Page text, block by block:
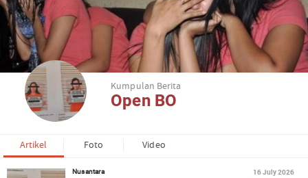
Kumpulan Berita
Open BO
Artikel Foto Video
Nusantara 16 July 2026